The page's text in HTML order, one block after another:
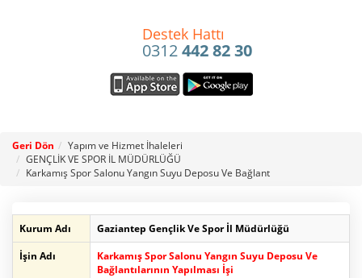
Destek Hattı
0312442 82 30
Geri Dön
Yapım ve Hizmet İhaleleri
GENÇLİK VE SPOR İL MÜDÜRLÜĞÜ
Karkamış Spor Salonu Yangın Suyu Deposu Ve Bağlant
Kurum Adı
Gaziantep Gençlik Ve Spor İl Müdürlüğü
İşin Adı
Karkamış Spor Salonu Yangın Suyu Deposu Ve
Bağlantılarının Yapılması İşi